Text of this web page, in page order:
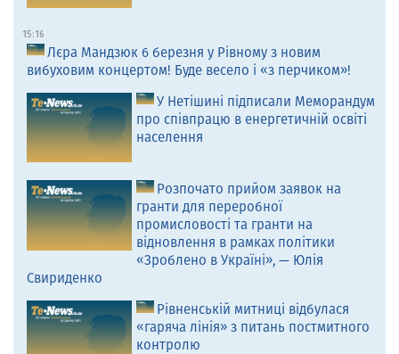
15:16
Лєра Мандзюк 6 березня у Рівному з новим
вибуховим концертом! Буде весело і «з перчиком»!
У Нетішині підписали Меморандум
про співпрацю в енергетичній освіті
населення
Розпочато прийом заявок на
гранти для переробної
промисловості та гранти на
відновлення в рамках політики
«Зроблено в Україні», — Юлія
Свириденко
Рівненській митниці відбулася
«гаряча лінія» з питань постмитного
контролю